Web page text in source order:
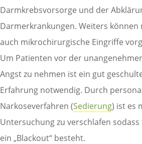
Darmkrebsvorsorge und der
Darmerkrankungen. Weiters können
auch mikrochirurgische Eingriffe
Um Patienten vor der
Angst zu nehmen ist ein gut
Erfahrung notwendig. Durch
Narkoseverfahren (Sedierung) ist es
Untersuchung zu verschlafen
ein „Blackout“ besteht.